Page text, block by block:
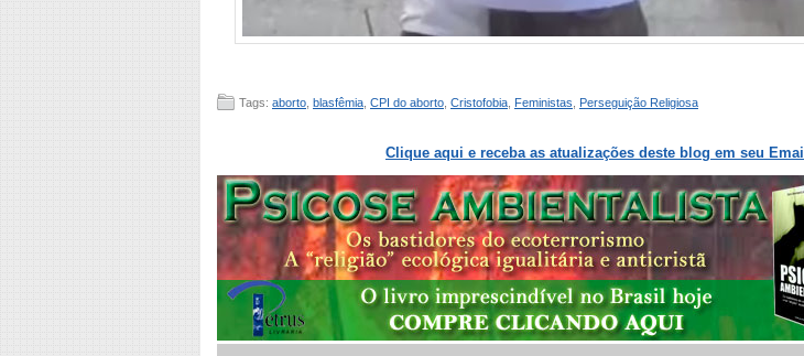
Tags: aborto blasfêmia CPI do aborto Cristofobia Feministas Perseguição Religiosa
Clique aqui e receba as atualizações deste blog em seu Email